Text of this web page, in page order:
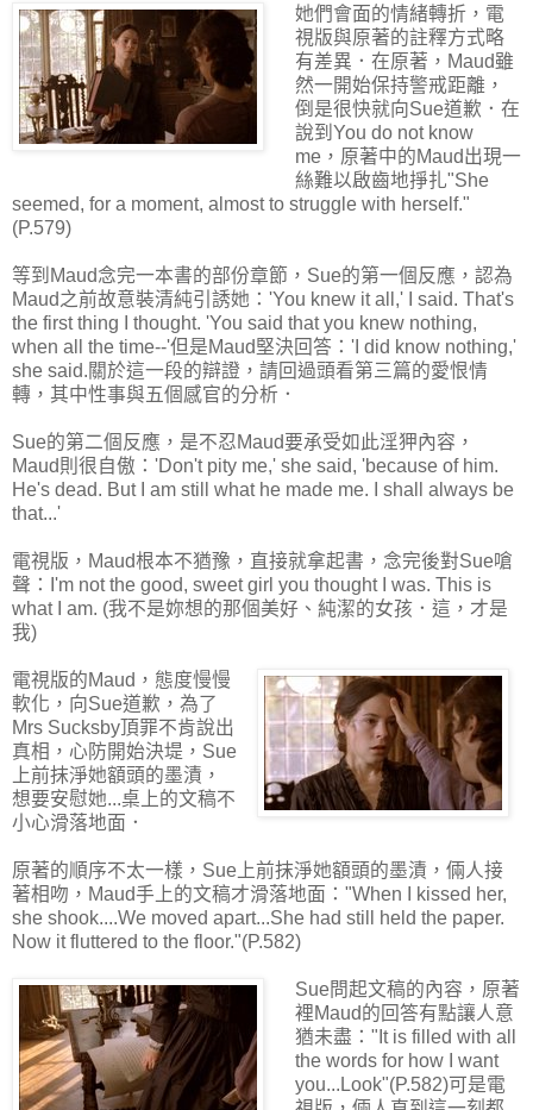
她們會面的情緒轉折，電
視版與原著的註釋方式略
有差異．在原著，Maud雖
然一開始保持警戒距離，
倒是很快就向Sue道歉．在
說到You do not know
me，原著中的Maud出現一
絲難以啟齒地掙扎"She
seemed, for a moment, almost to struggle with herself."
(P.579)
等到Maud念完一本書的部份章節，Sue的第一個反應，認為
Maud之前故意裝清純引誘她：'You knew it all,' I said. That's
the first thing I thought. 'You said that you knew nothing,
when all the time--'但是Maud堅決回答：'I did know nothing,'
she said.關於這一段的辯證，請回過頭看第三篇的愛恨情
轉，其中性事與五個感官的分析．
Sue的第二個反應，是不忍Maud要承受如此淫狎內容，
Maud則很自傲：'Don't pity me,' she said, 'because of him.
He's dead. But I am still what he made me. I shall always be
that...'
電視版，Maud根本不猶豫，直接就拿起書，念完後對Sue嗆
聲：I'm not the good, sweet girl you thought I was. This is
what I am. (我不是妳想的那個美好、純潔的女孩．這，才是
我)
電視版的Maud，態度慢慢
軟化，向Sue道歉，為了
Mrs Sucksby頂罪不肯說出
真相，心防開始決堤，Sue
上前抹淨她額頭的墨漬，
想要安慰她...桌上的文稿不
小心滑落地面．
原著的順序不太一樣，Sue上前抹淨她額頭的墨漬，倆人接
著相吻，Maud手上的文稿才滑落地面："When I kissed her,
she shook....We moved apart...She had still held the paper.
Now it fluttered to the floor."(P.582)
Sue問起文稿的內容，原著
裡Maud的回答有點讓人意
猶未盡："It is filled with all
the words for how I want
you...Look"(P.582)可是電